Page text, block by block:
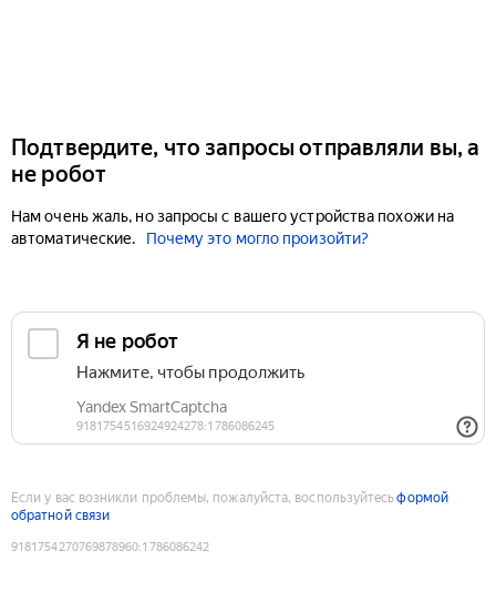
Подтвердите, что запросы отправляли вы, а
не робот
Нам очень жаль, но запросы с вашего устройства похожи на
автоматические.
Почему это могло произойти?
Если у вас возникли проблемы, пожалуйста, воспользуйтесьформой
обратной связи
9181754270769878960:1786086242